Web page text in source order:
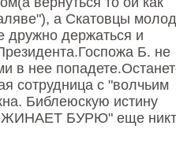
а Скатовцы
дружно держаться и
Б. не
в нее
сотрудница с "волчьим
Библеюскую истину
БУРЮ" еще